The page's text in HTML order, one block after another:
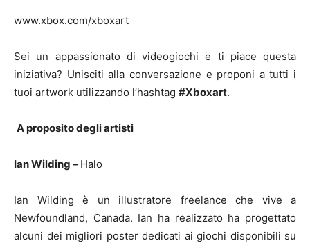
www.xbox.com/xboxart
Sei un appassionato di videogiochi e ti piace questa
iniziativa? Unisciti alla conversazione e proponi a tutti i
tuoi artwork utilizzando l’hashtag #Xboxart.
A proposito degli artisti
Ian Wilding – Halo
Ian Wilding è un illustratore freelance che vive a
Newfoundland, Canada. Ian ha realizzato ha progettato
alcuni dei migliori poster dedicati ai giochi disponibili su